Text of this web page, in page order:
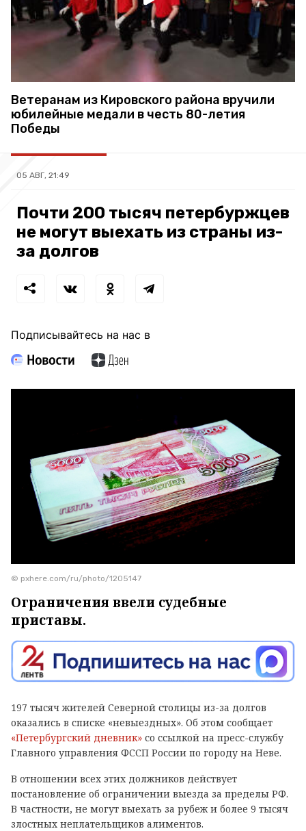
Ветеранам из Кировского района вручили
юбилейные медали в честь 80-летия
Победы
05 АВГ, 21:49
Почти 200 тысяч петербуржцев
не могут выехать из страны из-
за долгов
Подписывайтесь на нас в
© pxhere.com/ru/photo/1205147
Ограничения ввели судебные
приставы.
197 тысяч жителей Северной столицы из-за долгов
оказались в списке «невыездных». Об этом сообщает
«Петербургский дневник» со ссылкой на пресс-службу
Главного управления ФССП России по городу на Неве.
В отношении всех этих должников действует
постановление об ограничении выезда за пределы РФ.
В частности, не могут выехать за рубеж и более 9 тысяч
злостных неплательщиков алиментов.